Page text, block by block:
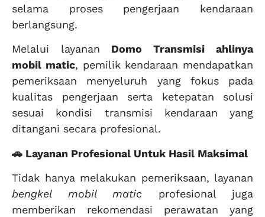
selama proses pengerjaan kendaraan
berlangsung.
Melalui layanan Domo Transmisi
ahlinya
mobil matic, pemilik kendaraan mendapatkan
pemeriksaan menyeluruh yang fokus pada
kualitas pengerjaan serta ketepatan solusi
sesuai kondisi transmisi kendaraan yang
ditangani secara profesional.
🚗 Layanan Profesional Untuk Hasil Maksimal
Tidak hanya melakukan pemeriksaan, layanan
bengkel mobil matic profesional juga
memberikan rekomendasi perawatan yang